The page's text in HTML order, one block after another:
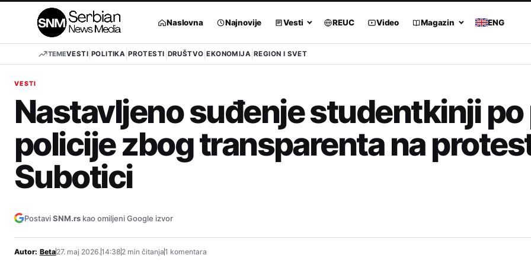
Naslovna Najnovije Vesti REUC Video Magazin ENG
TEMEVESTI POLITIKA PROTESTI DRUŠTVO EKONOMIJA REGION I SVET
VESTI
Nastavljeno suđenje studentkinji
policije zbog transparenta na
Subotici
PostaviSNM.rs kao omiljeni Google izvor
Autor: Beta27. maj 2026.14:38 2 min čitanja1 komentara